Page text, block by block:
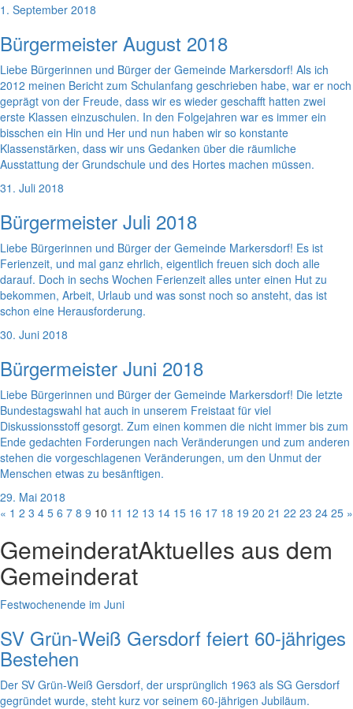
1. September 2018
Bürgermeister August 2018
Liebe Bürgerinnen und Bürger der Gemeinde Markersdorf! Als ich
2012 meinen Bericht zum Schulanfang geschrieben habe, war er noch
geprägt von der Freude, dass wir es wieder geschafft hatten zwei
erste Klassen einzuschulen. In den Folgejahren war es immer ein
bisschen ein Hin und Her und nun haben wir so konstante
Klassenstärken, dass wir uns Gedanken über die räumliche
Ausstattung der Grundschule und des Hortes machen müssen.
31. Juli 2018
Bürgermeister Juli 2018
Liebe Bürgerinnen und Bürger der Gemeinde Markersdorf! Es ist
Ferienzeit, und mal ganz ehrlich, eigentlich freuen sich doch alle
darauf. Doch in sechs Wochen Ferienzeit alles unter einen Hut zu
bekommen, Arbeit, Urlaub und was sonst noch so ansteht, das ist
schon eine Herausforderung.
30. Juni 2018
Bürgermeister Juni 2018
Liebe Bürgerinnen und Bürger der Gemeinde Markersdorf! Die letzte
Bundestagswahl hat auch in unserem Freistaat für viel
Diskussionsstoff gesorgt. Zum einen kommen die nicht immer bis zum
Ende gedachten Forderungen nach Veränderungen und zum anderen
stehen die vorgeschlagenen Veränderungen, um den Unmut der
Menschen etwas zu besänftigen.
29. Mai 2018
« 1 2 3 4 5 6 7 8 9 10 11 12 13 14 15 16 17 18 19 20 21 22 23 24 25 »
GemeinderatAktuelles aus dem
Gemeinderat
Festwochenende im Juni
SV Grün-Weiß Gersdorf feiert 60-jähriges
Bestehen
Der SV Grün-Weiß Gersdorf, der ursprünglich 1963 als SG Gersdorf
gegründet wurde, steht kurz vor seinem 60-jährigen Jubiläum.